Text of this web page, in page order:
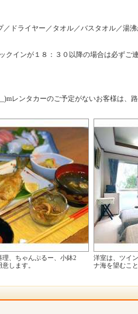
ドライヤー／タオル／バスタオル／湯
インが１８：３０以降の場合は必ずご連
レンタカーのご予定がないお客様は、
、ちゃんぷるー、小鉢2
します。
洋室は、ツイ
ナ海を望むこ